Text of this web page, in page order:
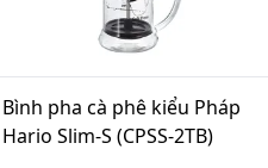
Bình pha cà phê kiểu Pháp
Hario Slim-S (CPSS-2TB)